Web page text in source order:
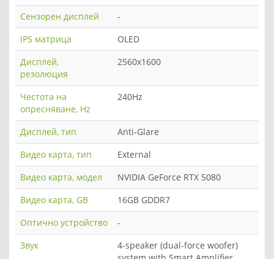
Сензорен дисплей
-
IPS матрица
OLED
Дисплей,
резолюция
2560x1600
Честота на
опресняване, Hz
240Hz
Дисплей, тип
Anti-Glare
Видео карта, тип
Еxternal
Видео карта, модел
NVIDIA GeForce RTX 5080
Видео карта, GB
16GB GDDR7
Оптично устройство
-
Звук
4-speaker (dual-force woofer)